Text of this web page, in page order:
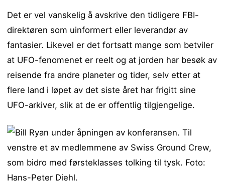
Det er vel vanskelig å avskrive den tidligere FBI-
direktøren som uinformert eller leverandør av
fantasier. Likevel er det fortsatt mange som betviler
at UFO-fenomenet er reelt og at jorden har besøk av
reisende fra andre planeter og tider, selv etter at
flere land i løpet av det siste året har frigitt sine
UFO-arkiver, slik at de er offentlig tilgjengelige.